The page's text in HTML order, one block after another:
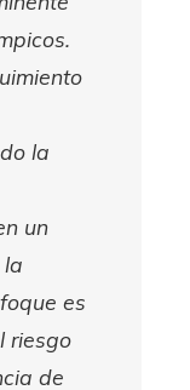
la
un
es
riesgo
de